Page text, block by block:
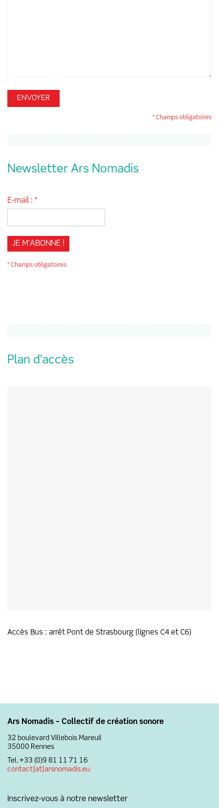
* Champs obligatoires
Newsletter Ars Nomadis
E-mail : *
* Champs obligatoires
Plan d'accès
Accès Bus : arrêt Pont de Strasbourg (lignes C4 et C6)
Ars Nomadis – Collectif de création sonore
32 boulevard Villebois Mareuil
35000 Rennes
Tel. +33 (0)9 81 11 71 16
contact[at]arsnomadis.eu
Inscrivez-vous à notre newsletter